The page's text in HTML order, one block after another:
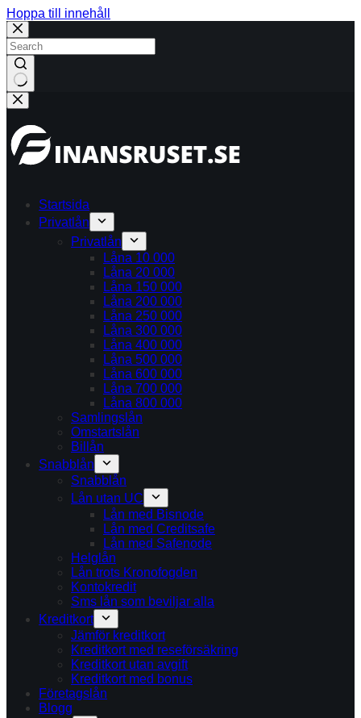
Hoppa till innehåll
Inga
resultat
Startsida
Privatlån
Privatlån
Låna 10 000
Låna 20 000
Låna 150 000
Låna 200 000
Låna 250 000
Låna 300 000
Låna 400 000
Låna 500 000
Låna 600 000
Låna 700 000
Låna 800 000
Samlingslån
Omstartslån
Billån
Snabblån
Snabblån
Lån utan UC
Lån med Bisnode
Lån med Creditsafe
Lån med Safenode
Helglån
Lån trots Kronofogden
Kontokredit
Sms lån som beviljar alla
Kreditkort
Jämför kreditkort
Kreditkort med reseförsäkring
Kreditkort utan avgift
Kreditkort med bonus
Företagslån
Blogg